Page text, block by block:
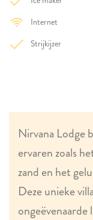
Internet
Strijkijzer
Nirvana Lodge
ervaren zoals
zand en het
Deze unieke
ongeëvenaarde